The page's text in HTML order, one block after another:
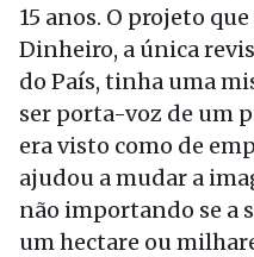
15 anos. O projeto
Dinheiro, a única
do País, tinha uma
ser porta-voz de um
era visto como de
ajudou a mudar a
não importando se a
um hectare ou